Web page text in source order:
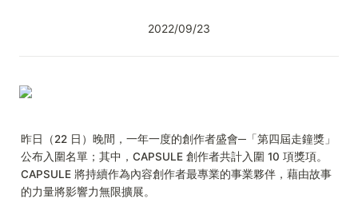
2022/09/23
昨日（22 日）晚間，一年一度的創作者盛會─「第四屆走鐘獎」
公布入圍名單；其中，CAPSULE 創作者共計入圍 10 項獎項。
CAPSULE 將持續作為內容創作者最專業的事業夥伴，藉由故事
的力量將影響力無限擴展。